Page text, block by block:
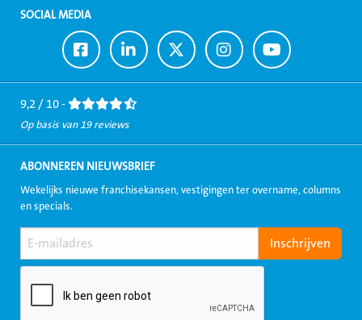
SOCIAL MEDIA
Ga
naar
Facebook
Ga
naar
LinkedIn
Ga
naar
Twitter
Ga
naar
Instagram
Ga
naar
Youtube
9,2 / 10 -
Op basis van 19 reviews
ABONNEREN NIEUWSBRIEF
Wekelijks nieuwe franchisekansen, vestigingen ter overname, columns
en specials.